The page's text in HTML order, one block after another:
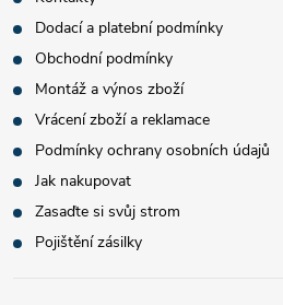
Dodací a platební podmínky
Obchodní podmínky
Montáž a výnos zboží
Vrácení zboží a reklamace
Podmínky ochrany osobních údajů
Jak nakupovat
Zasaďte si svůj strom
Pojištění zásilky